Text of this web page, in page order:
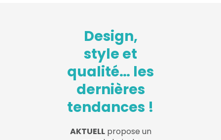
Design,
style et
qualité… les
dernières
tendances !
AKTUELLpropose un